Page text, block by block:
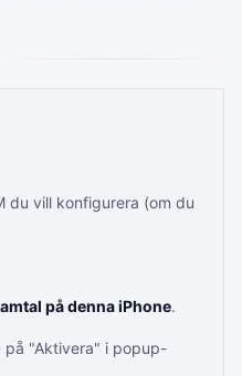
du vill konfigurera (om du
på denna iPhone.
"Aktivera" i popup-